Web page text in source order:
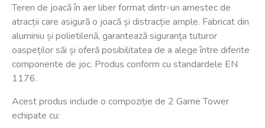
Teren de joacă în aer liber format dintr-un amestec de
atracții care asigură o joacă și distracție ample. Fabricat din
aluminiu și polietilenă, garantează siguranța tuturor
oaspeților săi și oferă posibilitatea de a alege între diferite
componente de joc. Produs conform cu standardele EN
1176.
Acest produs include o compoziție de 2 Game Tower
echipate cu: